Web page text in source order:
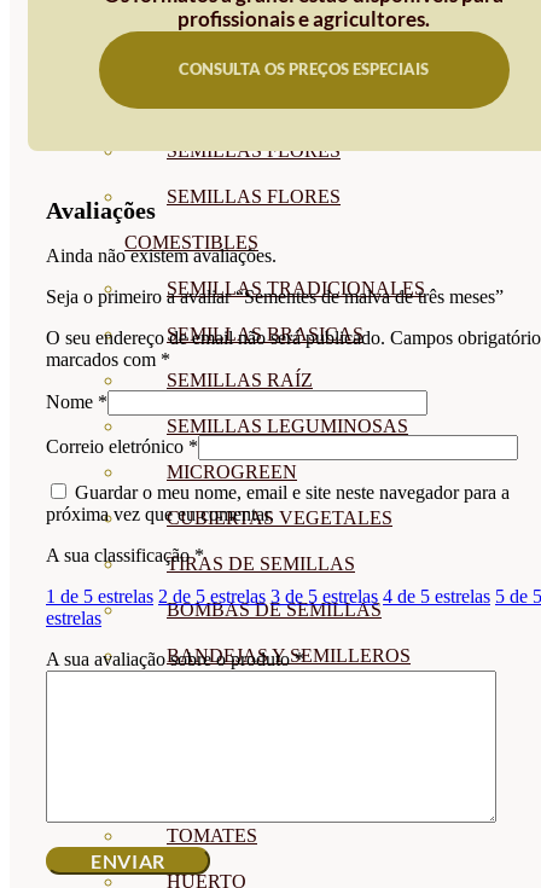
SEMILLAS HORTALIZA DE
SEMILLAS AROMÁTICAS
SEMILLAS FLORES
SEMILLAS FLORES
COMESTIBLES
SEMILLAS TRADICIONALES
SEMILLAS BRASICAS
SEMILLAS RAÍZ
SEMILLAS LEGUMINOSAS
MICROGREEN
CUBIERTAS VEGETALES
TIRAS DE SEMILLAS
BOMBAS DE SEMILLAS
BANDEJAS Y SEMILLEROS
TOMATES
HUERTO
profissionais e agricultores.
CONSULTA OS PREÇOS ESPECIAIS
Avaliações
Ainda não existem avaliações.
Seja o primeiro a avaliar “Sementes de malva de três meses”
O seu endereço de email não será publicado. Campos
marcados com *
Nome *
Correio eletrónico *
Guardar o meu nome, email e site neste navegador para a
próxima vez que eu comentar.
A sua classificação*
1 de 5 estrelas 2 de 5 estrelas 3 de 5 estrelas 4 de 5 estrelas 5 de 5
estrelas
A sua avaliação sobre o produto*